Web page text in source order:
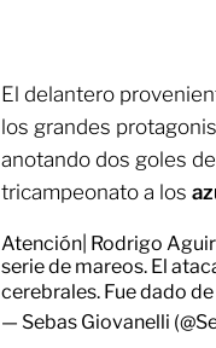
El delantero
los grandes
anotando dos goles
tricampeonato a los
Atención| Rodrigo
serie de mareos. El
cerebrales. Fue dado
— Sebas Giovanelli